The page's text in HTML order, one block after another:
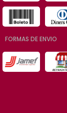
FORMAS DE ENVIO